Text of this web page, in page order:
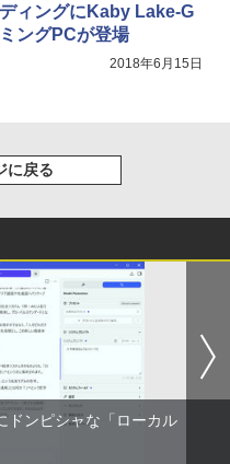
ィングにKaby Lake-G
ングPCが登場
2018年6月15日
に戻る
ドンピシャな「ローカル